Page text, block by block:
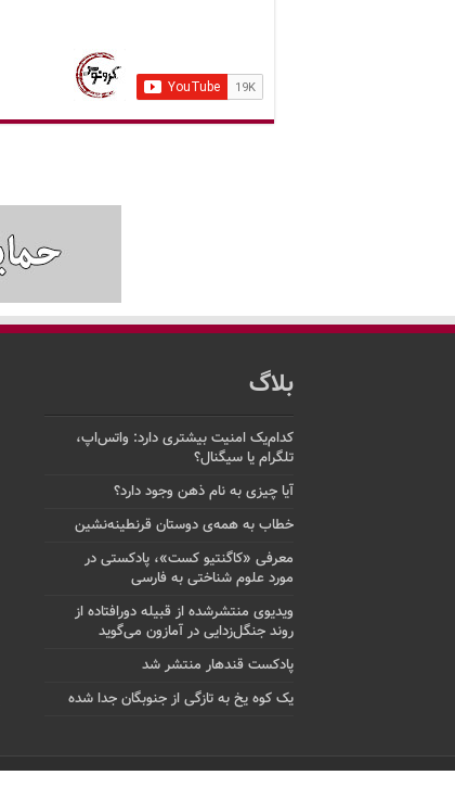
بلاگ
کدام‌یک امنیت بیشتری دارد: واتس‌اپ،
تلگرام یا سیگنال؟
آیا چیزی به نام ذهن وجود دارد؟
خطاب به همه‌ی دوستان قرنطینه‌نشین
معرفی «کاگنتیو کست»، پادکستی در
مورد علوم شناختی به فارسی
ویدیوی منتشرشده از قبیله دورافتاده‌ از
روند جنگل‌زدایی در آمازون می‌گوید
پادکست قندهار منتشر شد
یک کوه یخ به تازگی از جنوبگان جدا شده